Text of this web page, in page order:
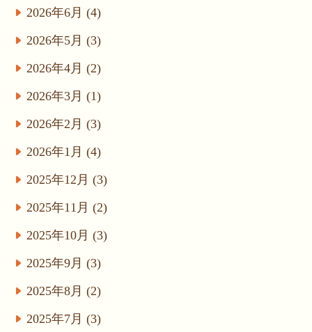
2026年6月 (4)
2026年5月 (3)
2026年4月 (2)
2026年3月 (1)
2026年2月 (3)
2026年1月 (4)
2025年12月 (3)
2025年11月 (2)
2025年10月 (3)
2025年9月 (3)
2025年8月 (2)
2025年7月 (3)